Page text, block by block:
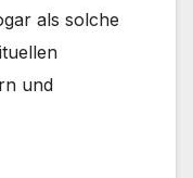
als solche
und